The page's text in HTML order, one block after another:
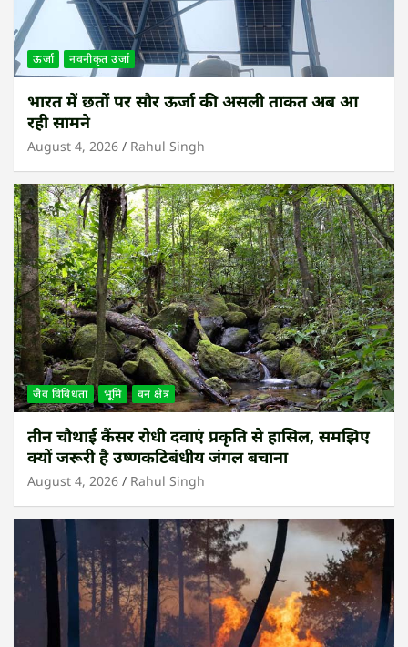
ऊर्जा नवनीकृत उर्जा
भारत में छतों पर सौर ऊर्जा की असली ताकत अब आ
रही सामने
August 4, 2026 Rahul Singh
जैव विविधता भूमि वन क्षेत्र
तीन चौथाई कैंसर रोधी दवाएं प्रकृति से हासिल, समझिए
क्यों जरूरी है उष्णकटिबंधीय जंगल बचाना
August 4, 2026 Rahul Singh